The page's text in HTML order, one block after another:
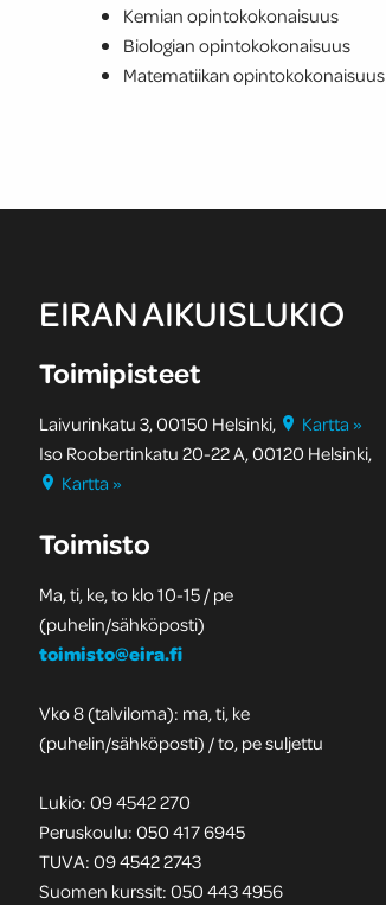
Kemian opintokokonaisuus
Biologian opintokokonaisuus
Matematiikan opintokokonaisuus
EIRAN AIKUISLUKIO
Toimipisteet
Laivurinkatu 3, 00150 Helsinki,
Kartta »
Iso Roobertinkatu 20-22 A, 00120 Helsinki,
Kartta »
Toimisto
Ma, ti, ke, to klo 10-15 / pe
(puhelin/sähköposti)
toimisto@eira.fi
Vko 8 (talviloma): ma, ti, ke
(puhelin/sähköposti) / to, pe suljettu
Lukio: 09 4542 270
Peruskoulu: 050 417 6945
TUVA: 09 4542 2743
Suomen kurssit: 050 443 4956